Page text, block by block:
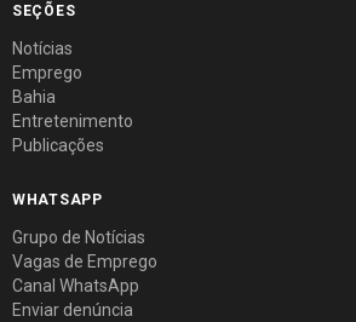
SEÇÕES
Notícias
Emprego
Bahia
Entretenimento
Publicações
WHATSAPP
Grupo de Notícias
Vagas de Emprego
Canal WhatsApp
Enviar denúncia